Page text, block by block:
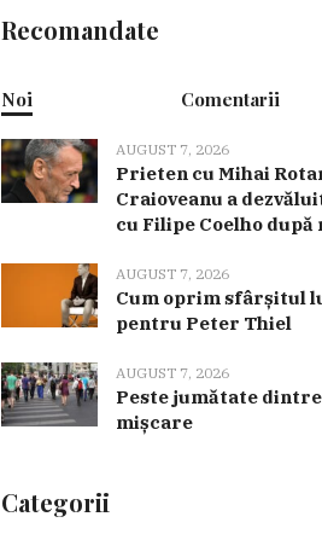
Recomandate
Noi Comentarii
AUGUST 7, 2026
Prieten cu Mihai
Craioveanu a
cu Filipe Coelho
AUGUST 7, 2026
Cum oprim sfârșitul
pentru Peter Thiel
AUGUST 7, 2026
Peste jumătate
mișcare
Categorii